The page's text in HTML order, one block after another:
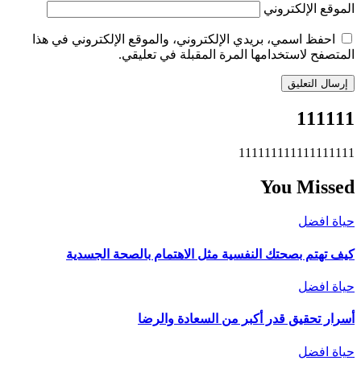
الموقع الإلكتروني
احفظ اسمي، بريدي الإلكتروني، والموقع الإلكتروني في هذا
المتصفح لاستخدامها المرة المقبلة في تعليقي.
111111
111111111111111111
You Missed
حياة افضل
كيف تهتم بصحتك النفسية مثل الاهتمام بالصحة الجسدية
حياة افضل
أسرار تحقيق قدر أكبر من السعادة والرضا
حياة افضل